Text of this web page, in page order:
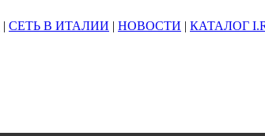
| СЕТЬ В ИТАЛИИ | НОВОСТИ | КАТАЛОГ